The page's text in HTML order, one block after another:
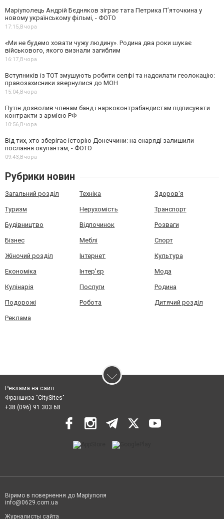
Маріуполець Андрій Бєдняков зіграє тата Петрика П’яточкина у
новому українському фільмі, - ФОТО
17:15,Вчора
«Ми не будемо ховати чужу людину». Родина два роки шукає
військового, якого визнали загиблим
16:17,Вчора
Вступників із ТОТ змушують робити селфі та надсилати геолокацію:
правозахисники звернулися до МОН
15:04,Вчора
Путін дозволив членам банд і наркоконтрабандистам підписувати
контракти з армією РФ
10:56,Вчора
Від тих, хто зберігає історію Донеччини: на снаряді залишили
послання окупантам, - ФОТО
09:43,Вчора
Рубрики новин
Загальний розділ Техніка Здоров'я
Туризм Нерухомість Транспорт
Будівництво Відпочинок Розваги
Бізнес Меблі Спорт
Жіночий розділ Інтернет Культура
Економіка Інтер'єр Мода
Кулінарія Послуги Родина
Подорожі Робота Дитячий розділ
Реклама
Реклама на сайті
Франшиза "CitySites"
+38 (096) 91 303 68
Віримо в повернення до Маріуполя
info@0629.com.ua
Журналисты сайта